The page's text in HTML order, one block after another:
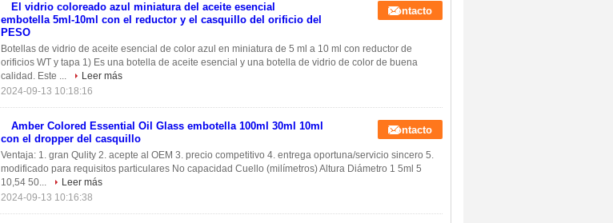
El vidrio coloreado azul miniatura del aceite esencial
embotella 5ml-10ml con el reductor y el casquillo del orificio del
PESO
Contacto
Botellas de vidrio de aceite esencial de color azul en miniatura de 5 ml a 10 ml con reductor de
orificios WT y tapa 1) Es una botella de aceite esencial y una botella de vidrio de color de buena
calidad. Este ...
Leer más
2024-09-13 10:18:16
Amber Colored Essential Oil Glass embotella 100ml 30ml 10ml
con el dropper del casquillo
Contacto
Ventaja: 1. gran Qulity 2. acepte al OEM 3. precio competitivo 4. entrega oportuna/servicio sincero 5.
modificado para requisitos particulares No capacidad Cuello (milímetros) Altura Diámetro 1 5ml 5
10,54 50...
Leer más
2024-09-13 10:16:38